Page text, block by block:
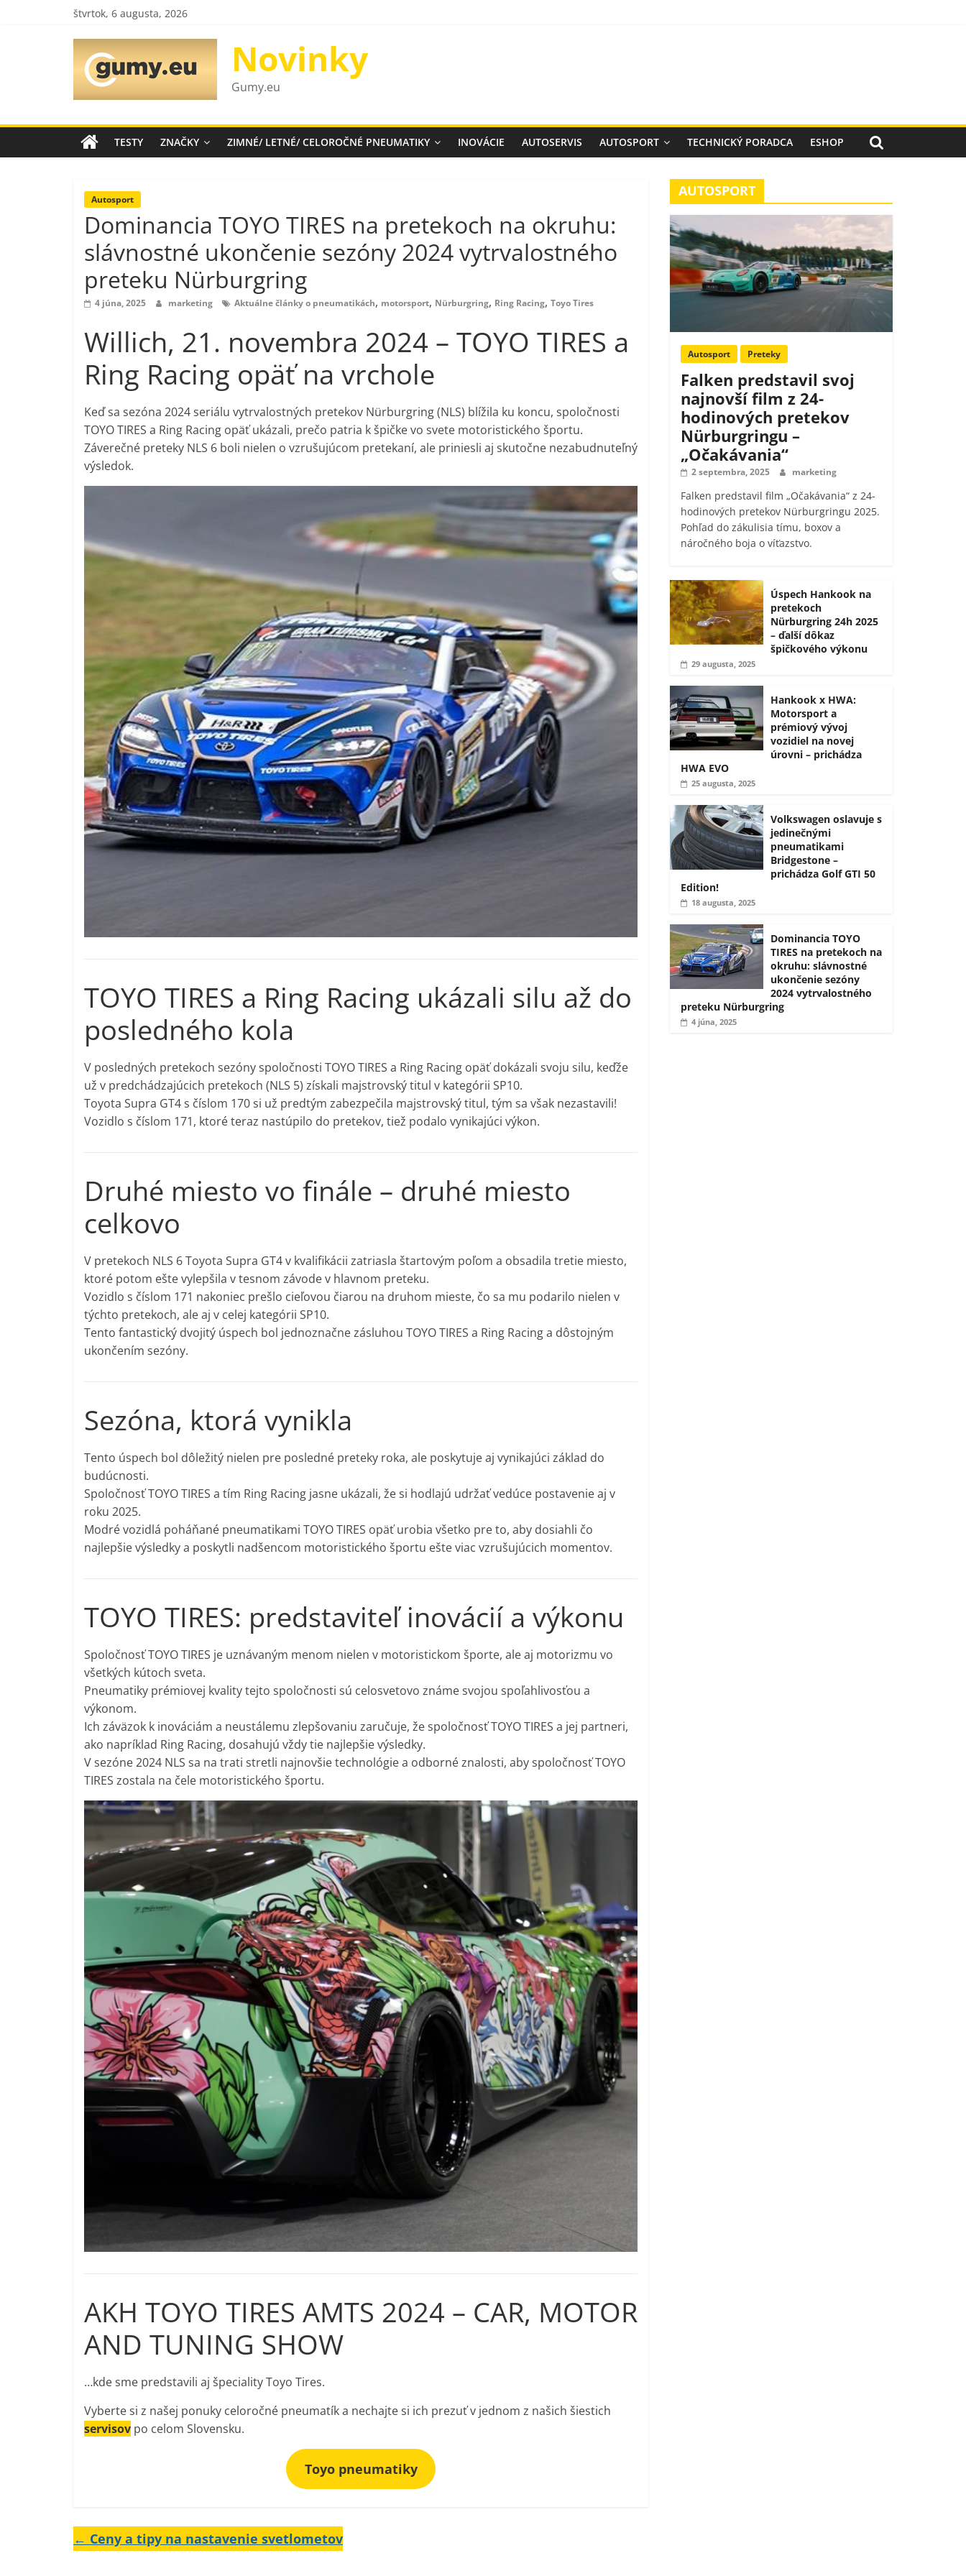
štvrtok, 6 augusta, 2026
Novinky
Gumy.eu
TESTY ZNAČKY ZIMNÉ/ LETNÉ/ CELOROČNÉ PNEUMATIKY INOVÁCIE AUTOSERVIS AUTOSPORT TECHNICKÝ PORADCA ESHOP
Autosport
Dominancia TOYO TIRES na pretekoch na okruhu:
slávnostné ukončenie sezóny 2024 vytrvalostného
preteku Nürburgring
4 júna, 2025 marketing Aktuálne články o pneumatikách, motorsport, Nürburgring, Ring Racing, Toyo Tires
Willich, 21. novembra 2024 – TOYO TIRES a
Ring Racing opäť na vrchole
Keď sa sezóna 2024 seriálu vytrvalostných pretekov Nürburgring (NLS) blížila ku koncu, spoločnosti
TOYO TIRES a Ring Racing opäť ukázali, prečo patria k špičke vo svete motoristického športu.
Záverečné preteky NLS 6 boli nielen o vzrušujúcom pretekaní, ale priniesli aj skutočne nezabudnuteľný
výsledok.
TOYO TIRES a Ring Racing ukázali silu až do
posledného kola
V posledných pretekoch sezóny spoločnosti TOYO TIRES a Ring Racing opäť dokázali svoju silu, keďže
už v predchádzajúcich pretekoch (NLS 5) získali majstrovský titul v kategórii SP10.
Toyota Supra GT4 s číslom 170 si už predtým zabezpečila majstrovský titul, tým sa však nezastavili!
Vozidlo s číslom 171, ktoré teraz nastúpilo do pretekov, tiež podalo vynikajúci výkon.
Druhé miesto vo finále – druhé miesto
celkovo
V pretekoch NLS 6 Toyota Supra GT4 v kvalifikácii zatriasla štartovým poľom a obsadila tretie miesto,
ktoré potom ešte vylepšila v tesnom závode v hlavnom preteku.
Vozidlo s číslom 171 nakoniec prešlo cieľovou čiarou na druhom mieste, čo sa mu podarilo nielen v
týchto pretekoch, ale aj v celej kategórii SP10.
Tento fantastický dvojitý úspech bol jednoznačne zásluhou TOYO TIRES a Ring Racing a dôstojným
ukončením sezóny.
Sezóna, ktorá vynikla
Tento úspech bol dôležitý nielen pre posledné preteky roka, ale poskytuje aj vynikajúci základ do
budúcnosti.
Spoločnosť TOYO TIRES a tím Ring Racing jasne ukázali, že si hodlajú udržať vedúce postavenie aj v
roku 2025.
Modré vozidlá poháňané pneumatikami TOYO TIRES opäť urobia všetko pre to, aby dosiahli čo
najlepšie výsledky a poskytli nadšencom motoristického športu ešte viac vzrušujúcich momentov.
TOYO TIRES: predstaviteľ inovácií a výkonu
Spoločnosť TOYO TIRES je uznávaným menom nielen v motoristickom športe, ale aj motorizmu vo
všetkých kútoch sveta.
Pneumatiky prémiovej kvality tejto spoločnosti sú celosvetovo známe svojou spoľahlivosťou a
výkonom.
Ich záväzok k inováciám a neustálemu zlepšovaniu zaručuje, že spoločnosť TOYO TIRES a jej partneri,
ako napríklad Ring Racing, dosahujú vždy tie najlepšie výsledky.
V sezóne 2024 NLS sa na trati stretli najnovšie technológie a odborné znalosti, aby spoločnosť TOYO
TIRES zostala na čele motoristického športu.
AKH TOYO TIRES AMTS 2024 – CAR, MOTOR
AND TUNING SHOW
…kde sme predstavili aj špeciality Toyo Tires.
Vyberte si z našej ponuky celoročné pneumatík a nechajte si ich prezuť v jednom z našich šiestich
servisov po celom Slovensku.
Toyo pneumatiky
← Ceny a tipy na nastavenie svetlometov
AUTOSPORT
Autosport Preteky
Falken predstavil svoj
najnovší film z 24-
hodinových pretekov
Nürburgringu –
„Očakávania“
2 septembra, 2025 marketing
Falken predstavil film „Očakávania“ z 24-
hodinových pretekov Nürburgringu 2025.
Pohľad do zákulisia tímu, boxov a
náročného boja o víťazstvo.
Úspech Hankook na
pretekoch
Nürburgring 24h 2025
– ďalší dôkaz
špičkového výkonu
29 augusta, 2025
Hankook x HWA:
Motorsport a
prémiový vývoj
vozidiel na novej
úrovni – prichádza
HWA EVO
25 augusta, 2025
Volkswagen oslavuje s
jedinečnými
pneumatikami
Bridgestone –
prichádza Golf GTI 50
Edition!
18 augusta, 2025
Dominancia TOYO
TIRES na pretekoch na
okruhu: slávnostné
ukončenie sezóny
2024 vytrvalostného
preteku Nürburgring
4 júna, 2025